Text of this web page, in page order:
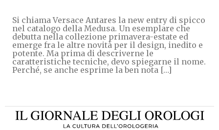
Si chiama Versace Antares la new entry di spicco
nel catalogo della Medusa. Un esemplare che
debutta nella collezione primavera-estate ed
emerge fra le altre novità per il design, inedito e
potente. Ma prima di descriverne le
caratteristiche tecniche, devo spiegarne il nome.
Perché, se anche esprime la ben nota […]